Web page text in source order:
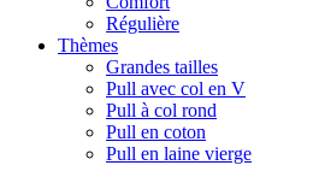
Régulière
Thèmes
Grandes tailles
Pull avec col en V
Pull à col rond
Pull en coton
Pull en laine vierge